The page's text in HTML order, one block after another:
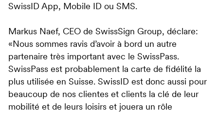
SwissID App, Mobile ID ou SMS.
Markus Naef, CEO de SwissSign Group, déclare:
«Nous sommes ravis d’avoir à bord un autre
partenaire très important avec le SwissPass.
SwissPass est probablement la carte de fidélité la
plus utilisée en Suisse. SwissID est donc aussi pour
beaucoup de nos clientes et clients la clé de leur
mobilité et de leurs loisirs et jouera un rôle